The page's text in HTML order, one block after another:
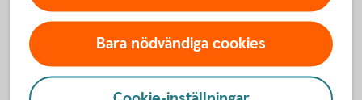
utvalda åtgärder.
företag
Bara nödvändiga cookies